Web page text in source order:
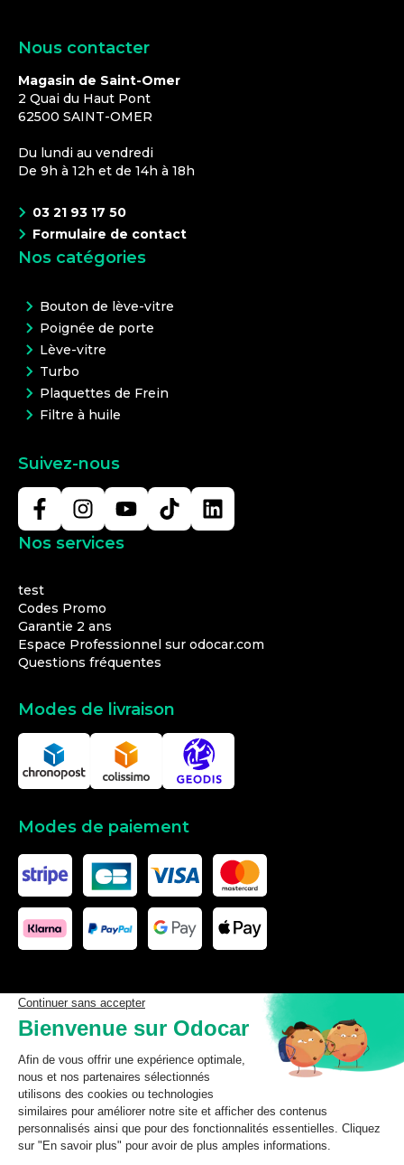
Nous contacter
Magasin de Saint-Omer
2 Quai du Haut Pont
62500 SAINT-OMER
Du lundi au vendredi
De 9h à 12h et de 14h à 18h
03 21 93 17 50
Formulaire de contact
Nos catégories
Bouton de lève-vitre
Poignée de porte
Lève-vitre
Turbo
Plaquettes de Frein
Filtre à huile
Suivez-nous
Nos services
test
Codes Promo
Garantie 2 ans
Espace Professionnel sur odocar.com
Questions fréquentes
Modes de livraison
Modes de paiement
Les données affichées ici, particulièrement la base de donnée
complète, ne doivent pas être copiées. Il est interdit d’exploiter les
données ou la base de données complète, de laisser un tiers les
exploiter, ni de les rendre accessible à un tiers, sans accord
préalable de TecDoc. Toute infraction constitue une violation des
droits d’auteur et fera l’objet de poursuites.
odocar2026©